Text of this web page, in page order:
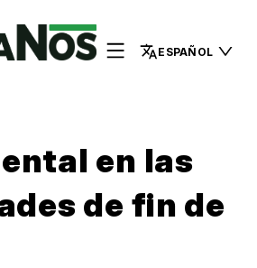
ESPAÑOL
en las
de fin de